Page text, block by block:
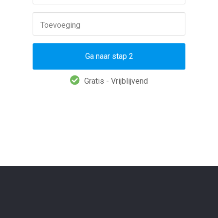
Toevoeging
Gratis - Vrijblijvend